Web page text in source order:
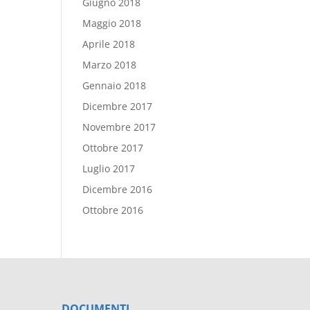
Maggio 2018
Aprile 2018
Marzo 2018
Gennaio 2018
Dicembre 2017
Novembre 2017
Ottobre 2017
Luglio 2017
Dicembre 2016
Ottobre 2016